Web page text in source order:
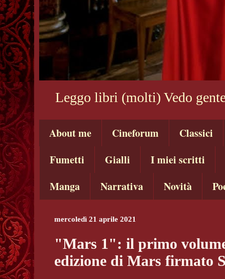
Leggo libri (molti) Vedo
About me Cineforum
Classici
Fumetti
Gialli
I miei scritti
Manga
Narrativa Novità
mercoledì 21 aprile 2021
"Mars 1": il primo
edizione di Mars firmato